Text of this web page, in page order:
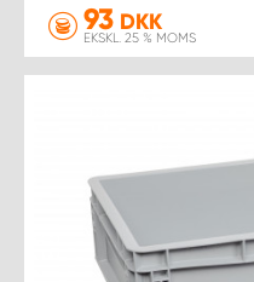
93 DKK
EKSKL. 25 % MOMS